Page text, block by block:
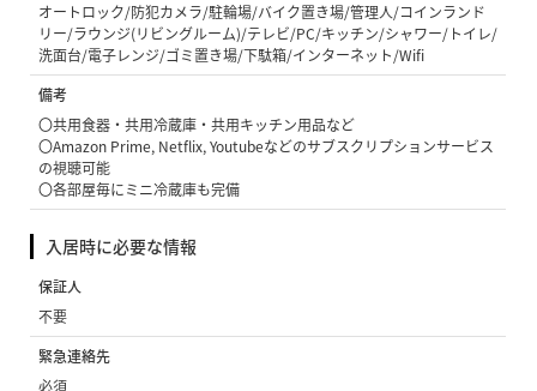
オートロック/防犯カメラ/駐輪場/バイク置き場/管理人/コインランド
リー/ラウンジ(リビングルーム)/テレビ/PC/キッチン/シャワー/トイレ/
洗面台/電子レンジ/ゴミ置き場/下駄箱/インターネット/Wifi
備考
〇共用食器・共用冷蔵庫・共用キッチン用品など
〇Amazon Prime, Netflix, Youtubeなどのサブスクリプションサービス
の視聴可能
〇各部屋毎にミニ冷蔵庫も完備
入居時に必要な情報
保証人
不要
緊急連絡先
必須